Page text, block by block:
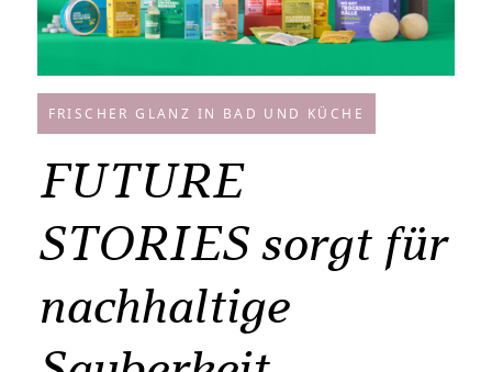
FRISCHER GLANZ IN BAD UND KÜCHE
FUTURE
STORIES sorgt für
nachhaltige